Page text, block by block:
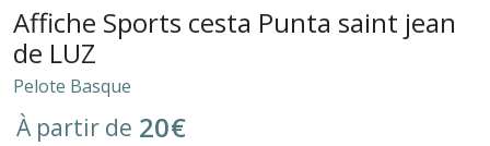
Affiche Sports cesta Punta saint jean
de LUZ
Pelote Basque
À partir de 20€